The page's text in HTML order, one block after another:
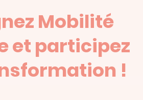
Mobilité
et participez
!